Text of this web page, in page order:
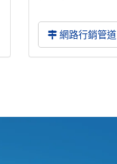
網路行銷管道